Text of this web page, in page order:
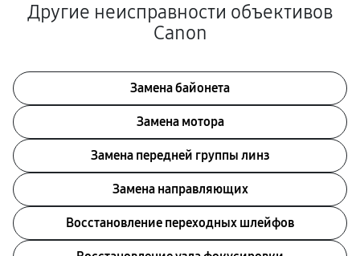
Другие неисправности объективов
Canon
Замена байонета
Замена мотора
Замена передней группы линз
Замена направляющих
Восстановление переходных шлейфов